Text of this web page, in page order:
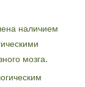
наличием
мозга.